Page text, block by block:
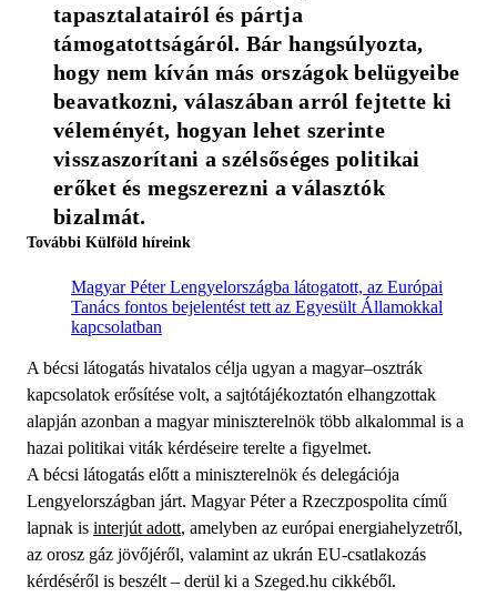
tapasztalatairól és pártja
támogatottságáról. Bár hangsúlyozta,
hogy nem kíván más országok belügyeibe
beavatkozni, válaszában arról fejtette ki
véleményét, hogyan lehet szerinte
visszaszorítani a szélsőséges politikai
erőket és megszerezni a választók
bizalmát.
További Külföld híreink
Magyar Péter Lengyelországba látogatott, az Európai
Tanács fontos bejelentést tett az Egyesült Államokkal
kapcsolatban
A bécsi látogatás hivatalos célja ugyan a magyar–osztrák
kapcsolatok erősítése volt, a sajtótájékoztatón elhangzottak
alapján azonban a magyar miniszterelnök több alkalommal is a
hazai politikai viták kérdéseire terelte a figyelmet.
A bécsi látogatás előtt a miniszterelnök és delegációja
Lengyelországban járt. Magyar Péter a Rzeczpospolita című
lapnak is interjút adott, amelyben az európai energiahelyzetről,
az orosz gáz jövőjéről, valamint az ukrán EU-csatlakozás
kérdéséről is beszélt – derül ki a Szeged.hu cikkéből.